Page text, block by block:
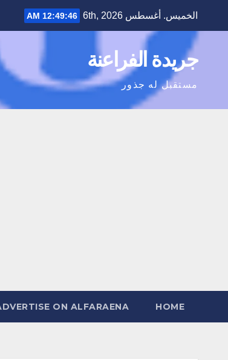
الخميس. أغسطس 6th, 2026 12:49:47 AM
جريدة الفراعنة
مستقبل له جذور
HOME
ON ALFARAENA